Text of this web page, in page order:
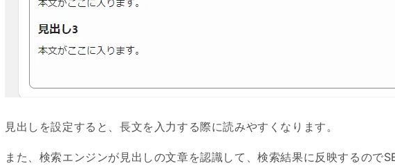
見出しを設定すると、長文を入力する際に読みやすくなります。
また、検索エンジンが見出しの文章を認識して、検索結果に反映するので